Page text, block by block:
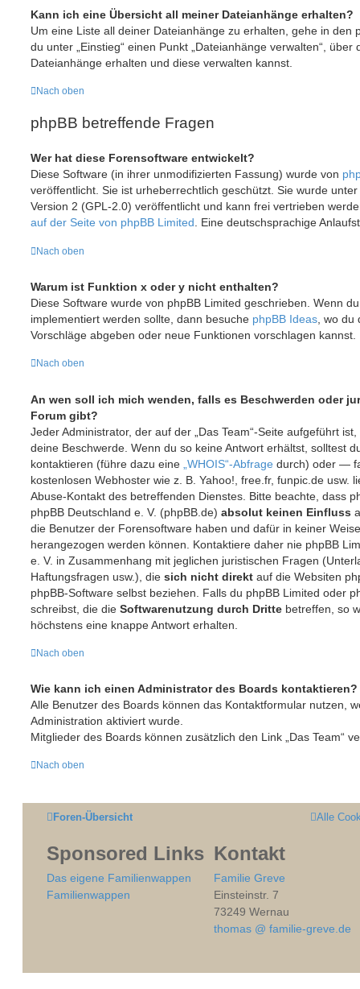
Kann ich eine Übersicht all meiner Dateianhänge erhalten?
Um eine Liste all deiner Dateianhänge zu erhalten, gehe in den
du unter „Einstieg“ einen Punkt „Dateianhänge verwalten“,
Dateianhänge erhalten und diese verwalten kannst.
Nach oben
phpBB betreffende Fragen
Wer hat diese Forensoftware entwickelt?
Diese Software (in ihrer unmodifizierten Fassung) wurde von
veröffentlicht. Sie ist urheberrechtlich geschützt. Sie wurde
Version 2 (GPL-2.0) veröffentlicht und kann frei vertrieben
auf der Seite von phpBB Limited. Eine deutschsprachige
Nach oben
Warum ist Funktion x oder y nicht enthalten?
Diese Software wurde von phpBB Limited geschrieben. Wenn
implementiert werden sollte, dann besuche phpBB Ideas , wo
Vorschläge abgeben oder neue Funktionen vorschlagen kannst.
Nach oben
An wen soll ich mich wenden, falls es Beschwerden oder
Forum gibt?
Jeder Administrator, der auf der „Das Team“-Seite aufgeführt
deine Beschwerde. Wenn du so keine Antwort erhältst, solltest
kontaktieren (führe dazu eine „WHOIS“-Abfrage durch) oder —
kostenlosen Webhoster wie z. B. Yahoo!, free.fr, funpic.de
Abuse-Kontakt des betreffenden Dienstes. Bitte beachte, dass
phpBB Deutschland e. V. (phpBB.de) absolut keinen Einfluss
die Benutzer der Forensoftware haben und dafür in keiner
herangezogen werden können. Kontaktiere daher nie phpBB
e. V. in Zusammenhang mit jeglichen juristischen Fragen
Haftungsfragen usw.), die sich nicht direkt auf die Websiten
phpBB-Software selbst beziehen. Falls du phpBB Limited oder
schreibst, die die Softwarenutzung durch Dritte betreffen, so
höchstens eine knappe Antwort erhalten.
Nach oben
Wie kann ich einen Administrator des Boards kontaktieren?
Alle Benutzer des Boards können das Kontaktformular nutzen,
Administration aktiviert wurde.
Mitglieder des Boards können zusätzlich den Link „Das Team“
Nach oben
Foren-Übersicht Alle
Sponsored Links
Das eigene Familienwappen
Familienwappen
Kontakt
Familie Greve
Einsteinstr. 7
73249 Wernau
thomas @ familie-greve.de